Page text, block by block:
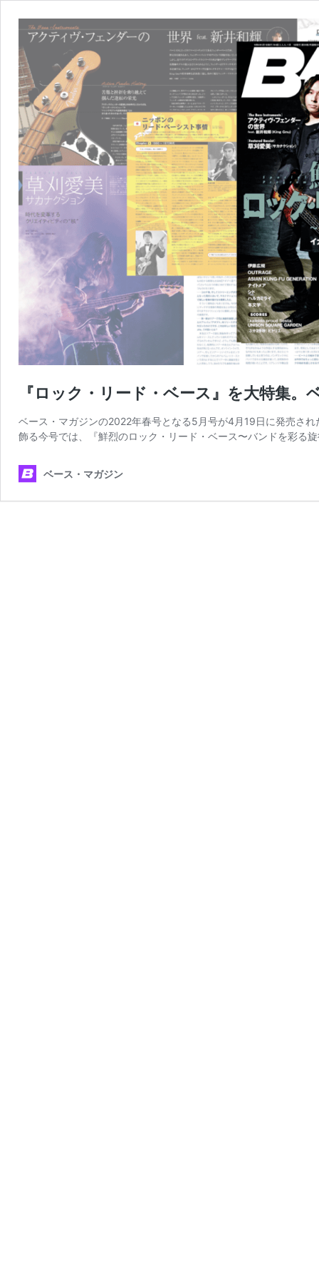
『ロック・リード・ベース』を大特集
ベース・マガジンの2022年春号となる5月号が4月19日に発売さ
飾る今号では、『鮮烈のロック・リード・ベース〜バンドを彩る
ベース・マガジン